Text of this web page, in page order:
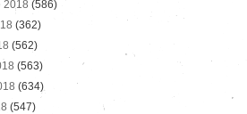
2018 (586)
(362)
(562)
(563)
(634)
(547)